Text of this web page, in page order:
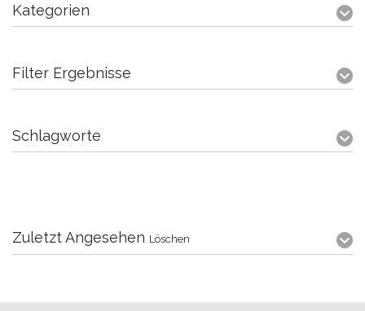
Kategorien
Filter Ergebnisse
Schlagworte
Zuletzt Angesehen Löschen